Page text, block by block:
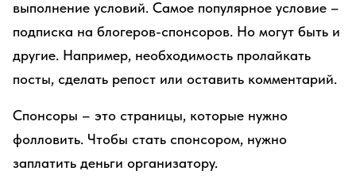
выполнение условий. Самое популярное условие –
подписка на блогеров-спонсоров. Но могут быть и
другие. Например, необходимость пролайкать
посты, сделать репост или оставить комментарий.
Спонсоры – это страницы, которые нужно
фолловить. Чтобы стать спонсором, нужно
заплатить деньги организатору.